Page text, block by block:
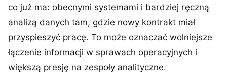
co już ma: obecnymi systemami i bardziej ręczną
analizą danych tam, gdzie nowy kontrakt miał
przyspieszyć pracę. To może oznaczać wolniejsze
łączenie informacji w sprawach operacyjnych i
większą presję na zespoły analityczne.